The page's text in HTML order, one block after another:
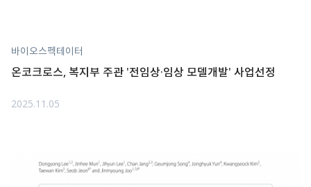
바이오스펙테이터
온코크로스, 복지부 주관 '전임상·임상 모델개발' 사업선정
2025.11.05